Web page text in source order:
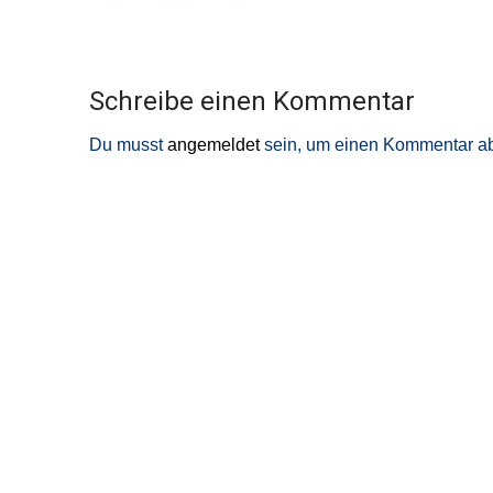
Schreibe einen Kommentar
Du musstangemeldetsein, um einen Kommentar